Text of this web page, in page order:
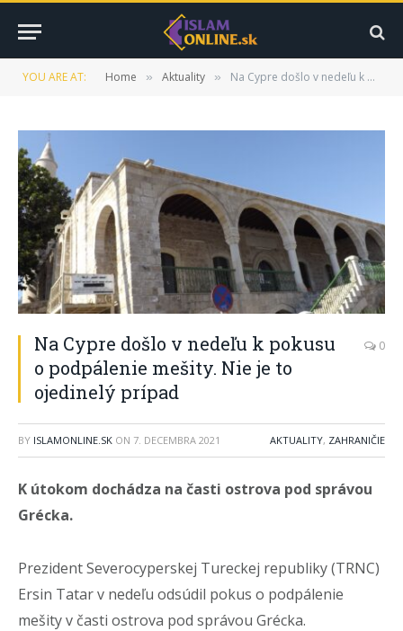
YOU ARE AT: Home » Aktuality » Na Cypre došlo v nedeľu k pokusu o podpálenie mešity. Nie je to ojedinelý prípad
Na Cypre došlo v nedeľu k pokusu
o podpálenie mešity. Nie je to
ojedinelý prípad
0
BY ISLAMONLINE.SK ON 7. DECEMBRA 2021 AKTUALITY, ZAHRANIČIE
K útokom dochádza na časti ostrova pod správou
Grécka.
Prezident Severocyperskej Tureckej republiky (TRNC)
Ersin Tatar v nedeľu odsúdil pokus o podpálenie
mešity v časti ostrova pod správou Grécka.